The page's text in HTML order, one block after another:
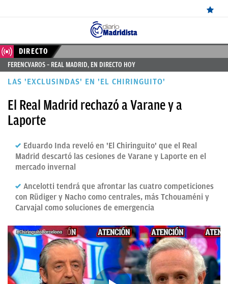
ÚLTIMAS
NOTICIAS
MADRID
BALONCESTO
CANTERA
FICHAJES
DIRECTO
FEMENINO
OKDIARIO
DIRECTO
FERENCVAROS – REAL MADRID, EN DIRECTO HOY
LAS 'EXCLUSINDAS' EN 'EL CHIRINGUITO'
El Real Madrid rechazó a Varane y a
Laporte
Eduardo Inda reveló en 'El Chiringuito' que el Real
Madrid descartó las cesiones de Varane y Laporte en el
mercado invernal
Ancelotti tendrá que afrontar las cuatro competiciones
con Rüdiger y Nacho como centrales, más Tchouaméni y
Carvajal como soluciones de emergencia